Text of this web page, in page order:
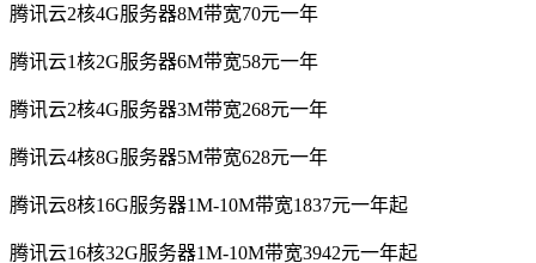
腾讯云2核4G服务器8M带宽70元一年
腾讯云1核2G服务器6M带宽58元一年
腾讯云2核4G服务器3M带宽268元一年
腾讯云4核8G服务器5M带宽628元一年
腾讯云8核16G服务器1M-10M带宽1837元一年起
腾讯云16核32G服务器1M-10M带宽3942元一年起